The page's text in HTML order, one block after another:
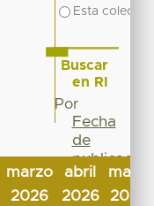
marzo
2026
abril
2026
mayo
2026
Esta
Buscar
en RI
Por
Fecha
de
publicación
Autor
Título